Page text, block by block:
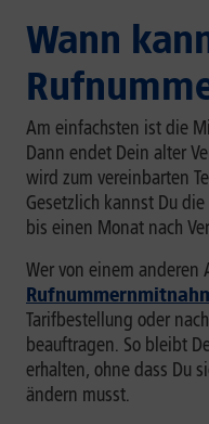
Wann
Am einfachsten ist die
Dann endet Dein alter
wird zum vereinbarten
Gesetzlich kannst Du
bis einen Monat nach
Wer von einem anderen
Tarifbestellung oder
beauftragen. So bleibt
erhalten, ohne dass Du
ändern musst.